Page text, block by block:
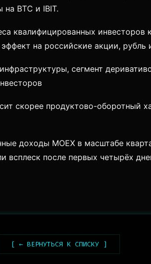
BTC и IBIT.
квалифицированных
на российские акции, рубль
сегмент
скорее продуктово-оборотный
доходы MOEX в масштабе
всплеск после первых четырёх
[ ← ВЕРНУТЬСЯ К СПИСКУ ]